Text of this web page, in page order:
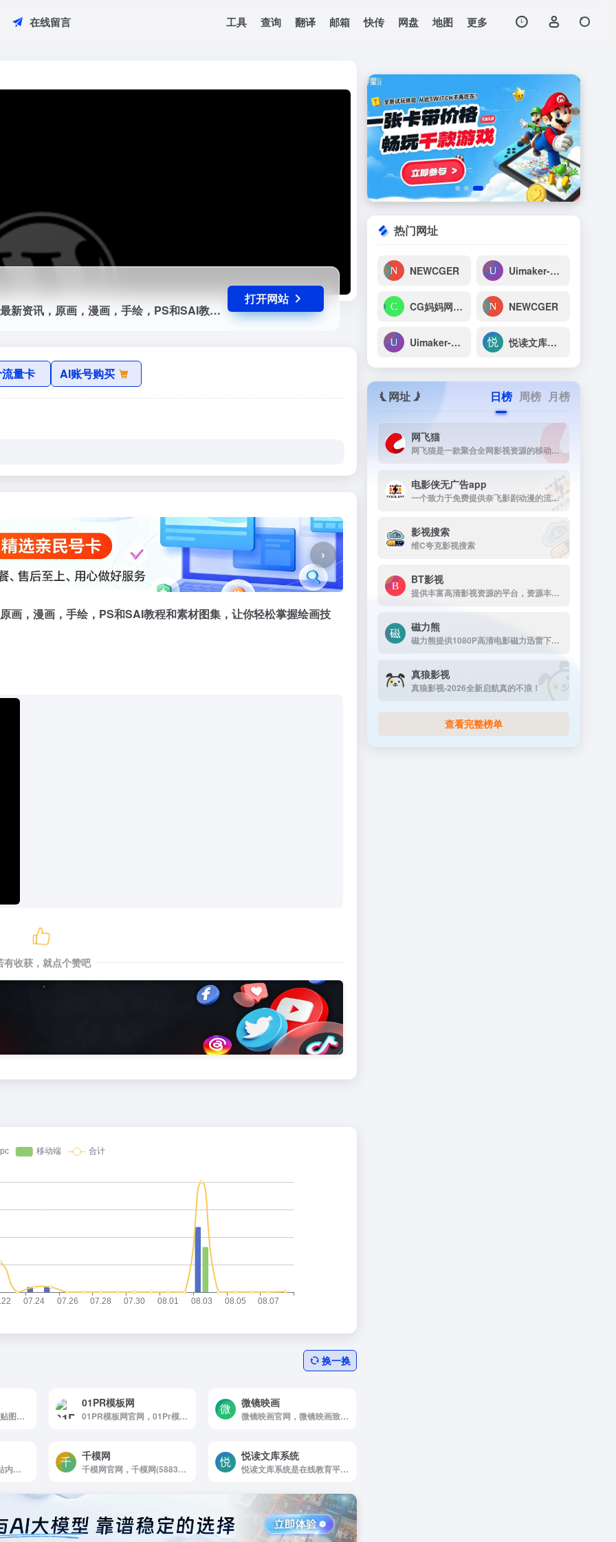
在线留言 工具 查询 翻译 邮箱 快传 网盘 地图 更多
画师巴士官网，画师巴士为您提供CG行业最新资讯，原画，漫画，手绘，PS和SAI教程和素材图集，让你轻松掌握绘画技巧!
打开网站
量卡 AI账号购买
›
画，漫画，手绘，PS和SAI教程和素材图集，让你轻松掌握绘画技
有收获，就点个赞吧
换一换
3D，sk官网，常用的贴图素材网站，还有一些三维模型和三维扫描的模型可以下载。
01PR模板网
01PR模板网官网，01Pr模板网提供Pr模板，Pr预设，基本图形，AE模板，FCPX插件，达芬奇预设，视频素材等资源免费下载，分享剪辑字幕，转场，特效素材，电子相册，宣传片，片头模板，
微镜映画
微镜映画官网，微镜映画致力于为广大影视后期设计师打造相互交流，提供免费AE模板，AE教程，AE工程文件，MAYA教程，各种后期软件，摄影教程等各要素素材下载
CGSociety官网，该站内容涵盖CG设计的所有领域：前期，后期，硬件，设计，2D，3D等等。cgsociety的一大特色就是会举办很多专业性比赛，其奖金也非常丰厚！除了这些，该网站最有用的部分就是论坛部分→CGTalk。这也是目前使用人数最多的 CG 类论坛之一，十分适合询问，建议，收获反馈，艺术家也可以通过浏览大家的问题来收获灵感。
千模网
千模网官网，千模网(5883d，com)专注于游戏美术素材免费分享和下载，包含游戏角色模型，场景模型，武器模型，骑宠模型，装备模型，游戏特效，游戏动画，游戏原画，传奇素材网，CGwell，CG薇儿游戏特效动画论坛
悦读文库系统
悦读文库系统是在线教育平台是集软件开发.....
热门网址
NEWCGER Uimaker-专注于UI设计
CG妈妈网-高清实拍视频_轻轻一搜，素材到手 NEWCGER
Uimaker-专注于UI设计 悦读文库系统
网址 日榜 周榜 月榜
网飞猫
网飞猫是一款聚合全网影视资源的移动端播放应用，主打免费、高画...
电影侠无广告app
一个致力于免费提供奈飞影剧动漫的流媒体播放平台
影视搜索
维C夸克影视搜索
BT影视
提供丰富高清影视资源的平台，资源丰富，更新及时，画质高清，支持多终端下载，是影视爱好者的理想选择。
磁力熊
磁力熊提供1080P高清电影磁力迅雷下载,豆瓣Top250及豆瓣高分电影1080P高清磁力下载。
真狼影视
真狼影视-2026全新启航真的不浪！
查看完整榜单